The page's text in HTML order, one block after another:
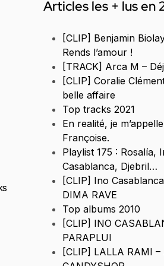
Articles les + lus en
[CLIP] Benjamin
Rends l’amour !
[TRACK] Arca M –
[CLIP] Coralie
belle affaire
Top tracks 2021
En realité, je m’appelle
Françoise.
Playlist 175 : Rosalía,
Casablanca, Djebril…
[CLIP] Ino
DIMA RAVE
Top albums 2010
[CLIP] INO
PARAPLUI
[CLIP] LALLA RAMI –